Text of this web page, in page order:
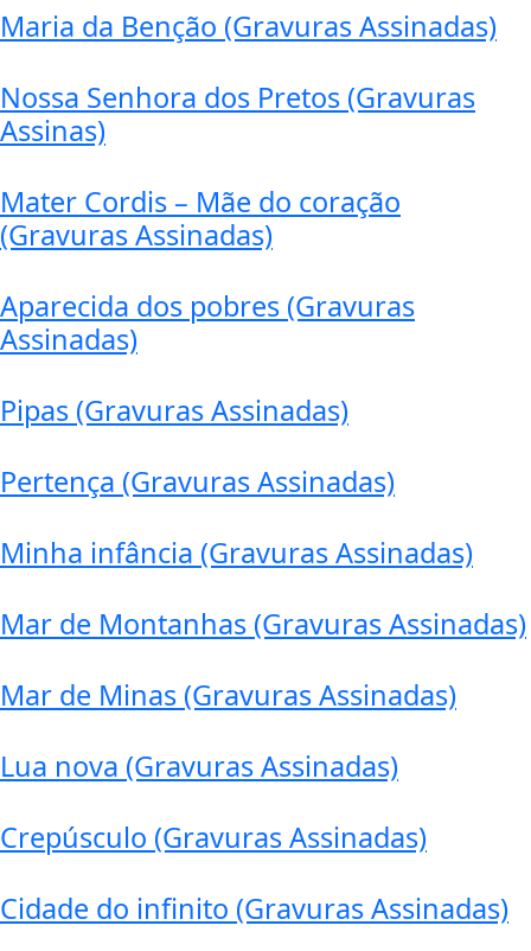
Maria da Benção (Gravuras Assinadas)
Nossa Senhora dos Pretos (Gravuras
Assinas)
Mater Cordis – Mãe do coração
(Gravuras Assinadas)
Aparecida dos pobres (Gravuras
Assinadas)
Pipas (Gravuras Assinadas)
Pertença (Gravuras Assinadas)
Minha infância (Gravuras Assinadas)
Mar de Montanhas (Gravuras Assinadas)
Mar de Minas (Gravuras Assinadas)
Lua nova (Gravuras Assinadas)
Crepúsculo (Gravuras Assinadas)
Cidade do infinito (Gravuras Assinadas)